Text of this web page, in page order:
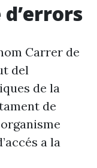
Carrer de
del
de la
de
a la